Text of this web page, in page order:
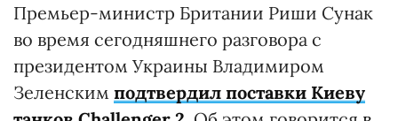
Премьер-министр Британии Риши Сунак
во время сегодняшнего разговора с
президентом Украины Владимиром
Зеленским подтвердил поставки Киеву